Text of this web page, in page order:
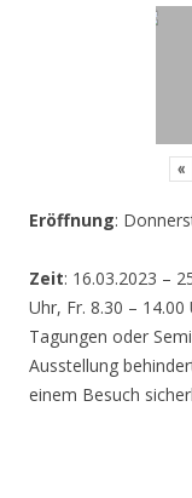
«
Eröffnung:
Zeit: 16.03.2023 –
Uhr, Fr. 8.30 –
Tagungen oder
Ausstellung
einem Besuch